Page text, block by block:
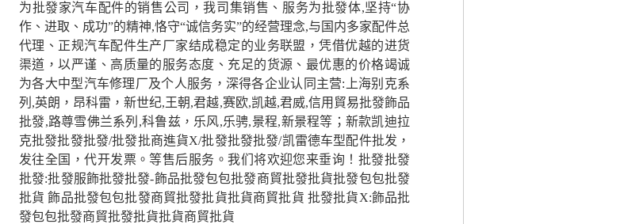
为批發家汽车配件的销售公司，我司集销售、服务为批發体,坚持“协
作、进取、成功”的精神,恪守“诚信务实”的经营理念,与国内多家配件总
代理、正规汽车配件生产厂家结成稳定的业务联盟，凭借优越的进货
渠道，以严谨、高质量的服务态度、充足的货源、最优惠的价格竭诚
为各大中型汽车修理厂及个人服务，深得各企业认同主营:上海别克系
列,英朗，昂科雷，新世纪,王朝,君越,赛欧,凯越,君威,信用貿易批發飾品
批發,路尊雪佛兰系列,科鲁兹，乐风,乐骋,景程,新景程等；新款凯迪拉
克批發批發批發/批發批商進貨X/批發批發批發/凯雷德车型配件批发，
发往全国，代开发票。等售后服务。我们将欢迎您来垂询！批發批發
批發:批發服飾批發批發-飾品批發包包批發商貿批發批貨批發包包批發
批貨 飾品批發包包批發商貿批發批貨批貨商貿批貨 批發批貨X:飾品批
發包包批發商貿批發批貨批貨商貿批貨